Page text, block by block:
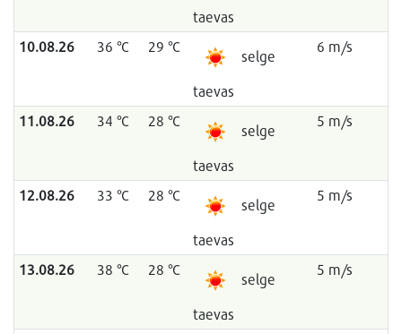
taevas
10.08.26 36 °C 29 °C
selge
taevas
6 m/s
11.08.26 34 °C 28 °C
selge
taevas
5 m/s
12.08.26 33 °C 28 °C
selge
taevas
5 m/s
13.08.26 38 °C 28 °C
selge
taevas
5 m/s